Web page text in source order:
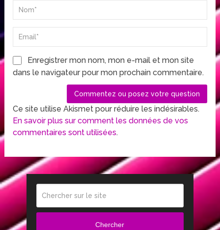
Enregistrer mon nom, mon e-mail et mon site
dans le navigateur pour mon prochain commentaire.
Ce site utilise Akismet pour réduire les indésirables.
En savoir plus sur comment les données de vos
commentaires sont utilisées.
Chercher